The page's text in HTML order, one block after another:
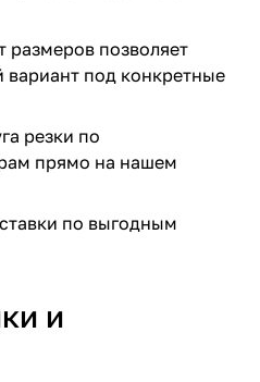
позволяет
под конкретные
резки по
прямо на нашем
по выгодным
и